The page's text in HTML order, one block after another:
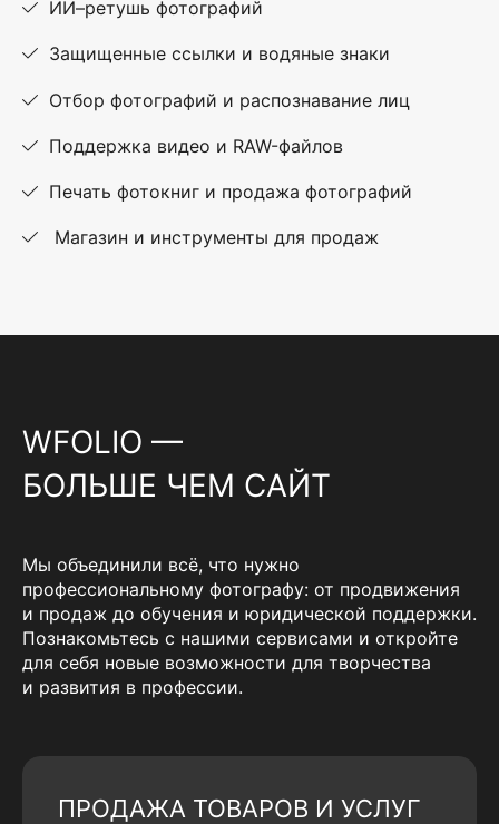
ИИ–ретушь фотографий
Защищенные ссылки и водяные знаки
Отбор фотографий и распознавание лиц
Поддержка видео и RAW-файлов
Печать фотокниг и продажа фотографий
Магазин и инструменты для продаж
WFOLIO —
БОЛЬШЕ ЧЕМ САЙТ
Мы объединили всё, что нужно
профессиональному фотографу: от продвижения
и продаж до обучения и юридической поддержки.
Познакомьтесь с нашими сервисами и откройте
для себя новые возможности для творчества
и развития в профессии.
ПРОДАЖА ТОВАРОВ И УСЛУГ